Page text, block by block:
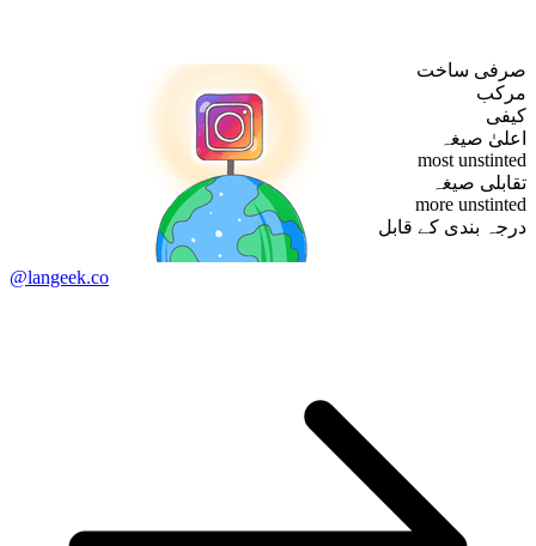
صرفی ساخت
مرکب
کیفی
اعلیٰ صیغہ
most unstinted
تقابلی صیغہ
more unstinted
درجہ بندی کے قابل
@langeek.co